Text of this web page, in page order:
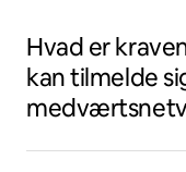
Hvad er
kan tilmelde